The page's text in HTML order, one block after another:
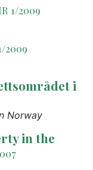
1/2009
2009
i
Norway
in the